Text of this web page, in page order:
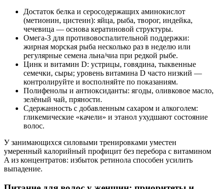
Достаток белка и серосодержащих аминокислот
(метионин, цистеин): яйца, рыба, творог, индейка,
чечевица — основа кератиновой структуры.
Омега‑3 для противовоспалительной поддержки:
жирная морская рыба несколько раз в неделю или
регулярные семена льна/чиа при редкой рыбе.
Цинк и витамин D: устрицы, говядина, тыквенные
семечки, сыры; уровень витамина D часто низкий —
контролируйте и восполняйте по показаниям.
Полифенолы и антиоксиданты: ягоды, оливковое масло,
зелёный чай, пряности.
Сдержанность с добавленным сахаром и алкоголем:
гликемические «качели» и этанол ухудшают состояние
волос.
У занимающихся силовыми тренировками уместен
умеренный калорийный профицит без перебора с витамином
A из концентратов: избыток ретинола способен усилить
выпадение.